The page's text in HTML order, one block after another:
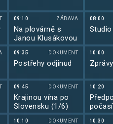
09:10 ZÁBAVA
Na plovárně s
Janou Klusákovou
09:35 DOKUMENT
Postřehy odjinud
09:45 DOKUMENT
Krajinou vína po
Slovensku (1/6)
10:10 DOKUMENT
08:00
10:00
10:20
zprávy
10:30